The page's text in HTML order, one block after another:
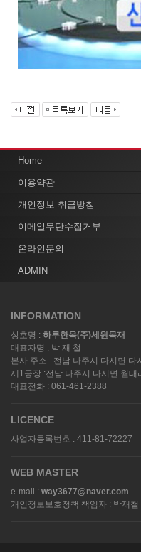
Home
이용약관
개인정보 취급방침
이메일무단수집거부
온라인문의
ADMIN
INFORMATION
상호명 : 하루한옥(주)세원목재
대표자명 : 박 재 철
본사 주소 : 전남 나주시 다시면 다
제1공장 :전남 나주시 다시면 월태
대표전화 : 061-461-2388
LICENCE
사업자등록번호 : 411-81-72227
WEB MASTER
e-mail : way3677@naver.com
개인정보보호정책 책임자 : 박재철